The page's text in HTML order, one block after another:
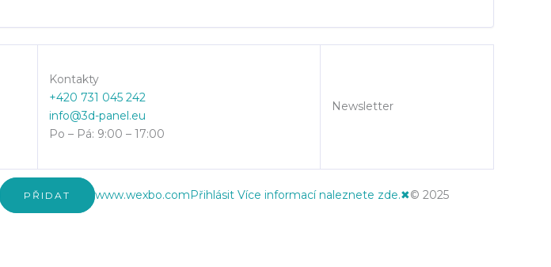
Kontakty
+420 731 045 242
info@3d-panel.eu
Po – Pá: 9:00 – 17:00
Newsletter
PŘIDAT www.wexbo.comPřihlásit Více informací naleznete zde.✖© 2025